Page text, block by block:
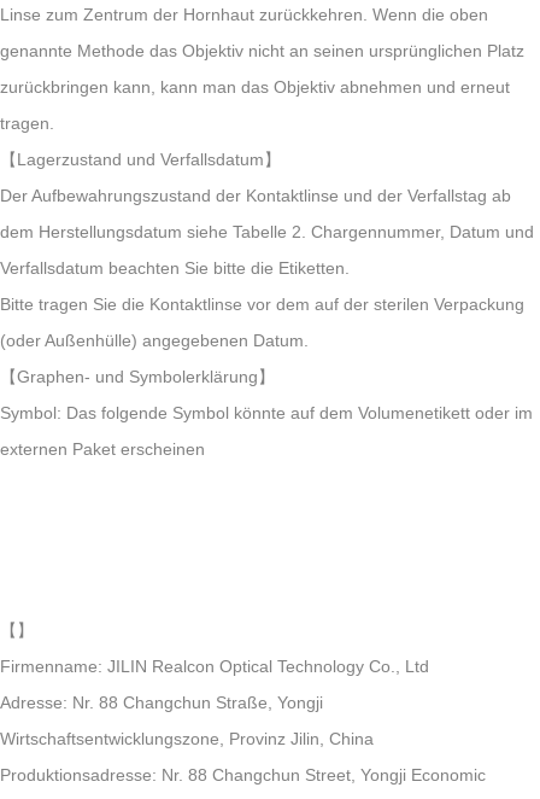
Linse zum Zentrum der Hornhaut zurückkehren. Wenn die oben
genannte Methode das Objektiv nicht an seinen ursprünglichen Platz
zurückbringen kann, kann man das Objektiv abnehmen und erneut
tragen.
【Lagerzustand und Verfallsdatum】
Der Aufbewahrungszustand der Kontaktlinse und der Verfallstag ab
dem Herstellungsdatum siehe Tabelle 2. Chargennummer, Datum und
Verfallsdatum beachten Sie bitte die Etiketten.
Bitte tragen Sie die Kontaktlinse vor dem auf der sterilen Verpackung
(oder Außenhülle) angegebenen Datum.
【Graphen- und Symbolerklärung】
Symbol: Das folgende Symbol könnte auf dem Volumenetikett oder im
externen Paket erscheinen
【 】
Firmenname: JILIN Realcon Optical Technology Co., Ltd
Adresse: Nr. 88 Changchun Straße, Yongji
Wirtschaftsentwicklungszone, Provinz Jilin, China
Produktionsadresse: Nr. 88 Changchun Street, Yongji Economic